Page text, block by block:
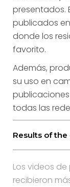
presentados.
publicados
donde los
favorito.
Además,
su uso en
todas las
Results of
Los videos
recibieron